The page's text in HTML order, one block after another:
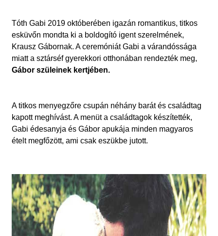
Tóth Gabi 2019 októberében igazán romantikus, titkos
esküvőn mondta ki a boldogító igentszerelmének,
Krausz Gábornak. A ceremóniát Gabi a várandóssága
miatta sztárséf gyerekkori otthonában rendezték meg,
Gábor szüleinek kertjében.
A titkos menyegzőre csupán néhány barát és családtag
kapott meghívást. A menüt a családtagok készítették,
Gabi édesanyja és Gábor apukája minden magyaros
ételt megfőzött, ami csak eszükbe jutott.